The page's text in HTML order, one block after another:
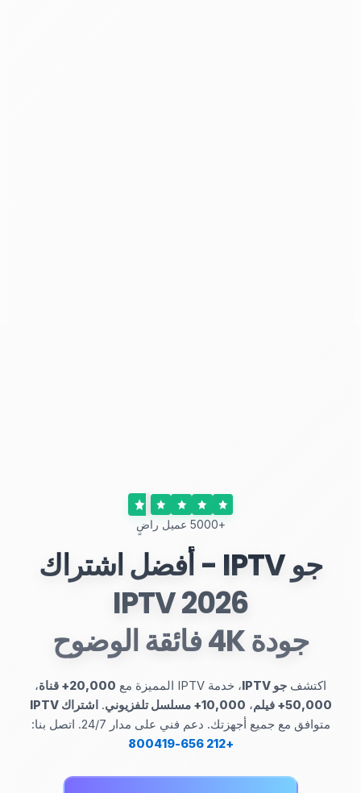
+5000 عميل راضٍ
جو IPTV - أفضل اشتراك
IPTV 2026
جودة 4K فائقة الوضوح
اكتشف جو IPTV ، خدمة IPTV المميزة مع 20,000+ قناة
،
50,000+ فيلم
، 10,000+ مسلسل تلفزيوني . اشتراك IPTV
متوافق مع جميع أجهزتك. دعم فني على مدار 24/7. اتصل بنا:
+212 656-800419